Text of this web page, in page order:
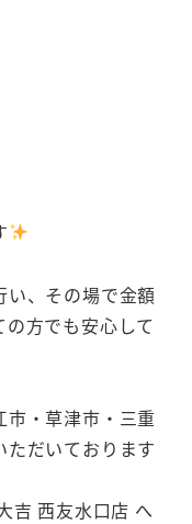
、その場で金額
方でも安心して
市・草津市・三重
だいております
吉 西友水口店 へ